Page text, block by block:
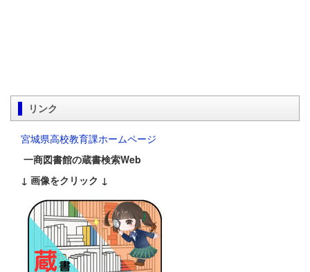
リンク
宮城県高校教育課ホームページ
一商図書館の蔵書検索Web
↓ 画像をクリック ↓